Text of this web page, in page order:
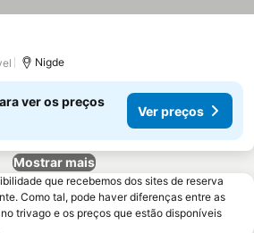
Nigde
ver os preços
Ver preços
Mostrar mais
que recebemos dos sites de reserva
Como tal, pode haver diferenças entre as
trivago e os preços que estão disponíveis